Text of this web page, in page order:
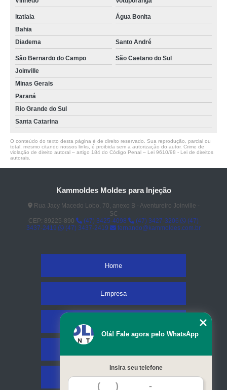
itatiaia
Água Bonita
Bahia
Diadema
Santo André
São Bernardo do Campo
São Caetano do Sul
Joinville
Minas Gerais
Paraná
Rio Grande do Sul
Santa Catarina
O conteúdo do texto desta página é de direito reservado. Sua reprodução, parcial ou
total, mesmo citando nossos links, é proibida sem a autorização do autor. Crime de
violação de direito autoral – artigo 184 do Código Penal – Lei 9610/98 - Lei de direitos
autorais
Kammoldes Moldes para Injeção
Rua Jacy Macedo Lobo, 70, anexo B - Aventureiro Joinville -
SC
CEP: 89225-890
(47) 3425-4098 (47) 3427-3206
(47)
3437-2419
(47) 3437-2419 fernando@kammoldes.com.br
Home
Empresa
Contato
Olá! Fale agora pelo WhatsApp
Insira seu telefone